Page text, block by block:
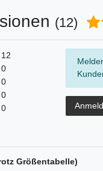
(12)
12
0
0
0
0
Größentabelle)